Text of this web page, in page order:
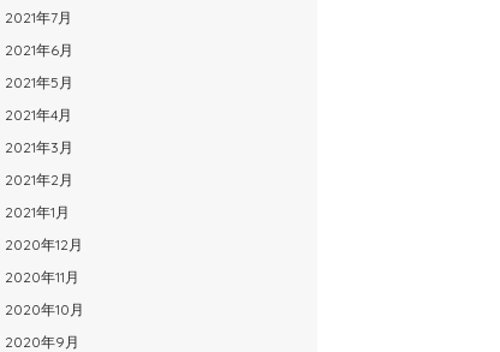
2021年7月
2021年6月
2021年5月
2021年4月
2021年3月
2021年2月
2021年1月
2020年12月
2020年11月
2020年10月
2020年9月